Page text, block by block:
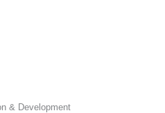
& Development